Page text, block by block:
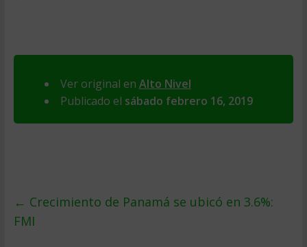
Ver original en Alto Nivel
Publicado el sábado febrero 16, 2019
← Crecimiento de Panamá se ubicó en 3.6%:
FMI